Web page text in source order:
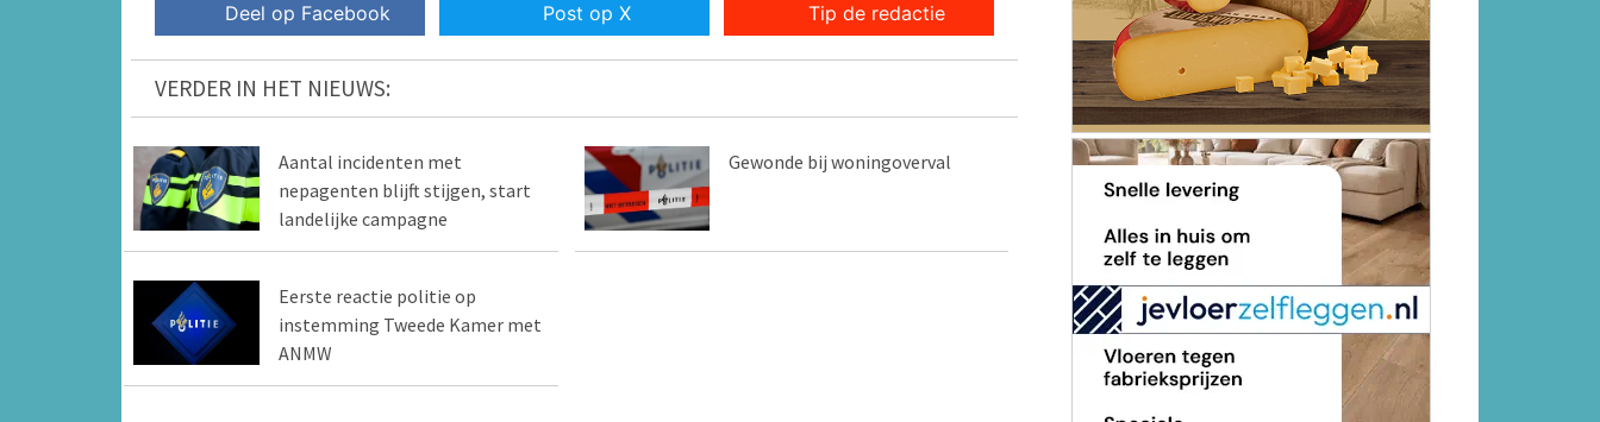
Deel op Facebook Post op X Tip de redactie
VERDER IN HET NIEUWS:
Aantal incidenten met
nepagenten blijft stijgen, start
landelijke campagne
Gewonde bij woningoverval
Eerste reactie politie op
instemming Tweede Kamer met
ANMW